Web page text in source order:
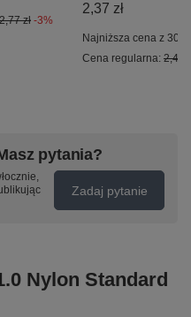
2,77 zł -3%
2,37 zł
Najniższa cena z 30
Cena regularna: 2,45
pytania?
Zadaj pytanie
Nylon Standard